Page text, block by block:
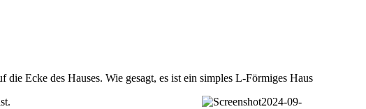
Ecke des Hauses. Wie gesagt, es ist ein simples L-Förmiges Haus